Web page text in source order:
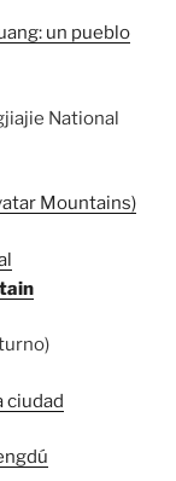
un pueblo
National
Mountains)
ciudad